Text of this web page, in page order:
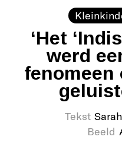
‘Het
werd
fenomeen
Tekst
Beeld